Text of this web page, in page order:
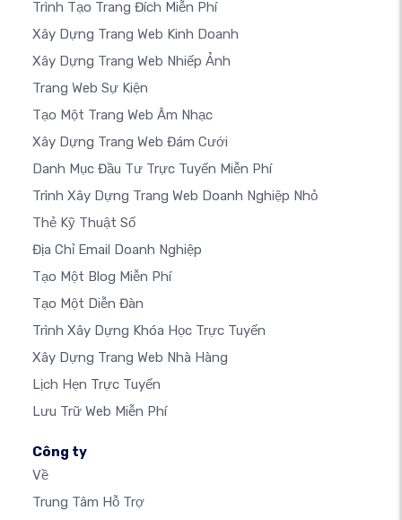
Trình Tạo Trang Đích Miễn Phí
Xây Dựng Trang Web Kinh Doanh
Xây Dựng Trang Web Nhiếp Ảnh
Trang Web Sự Kiện
Tạo Một Trang Web Âm Nhạc
Xây Dựng Trang Web Đám Cưới
Danh Mục Đầu Tư Trực Tuyến Miễn Phí
Trình Xây Dựng Trang Web Doanh Nghiệp Nhỏ
Thẻ Kỹ Thuật Số
Địa Chỉ Email Doanh Nghiệp
Tạo Một Blog Miễn Phí
Tạo Một Diễn Đàn
Trình Xây Dựng Khóa Học Trực Tuyến
Xây Dựng Trang Web Nhà Hàng
Lịch Hẹn Trực Tuyến
Lưu Trữ Web Miễn Phí
Công ty
Về
Trung Tâm Hỗ Trợ